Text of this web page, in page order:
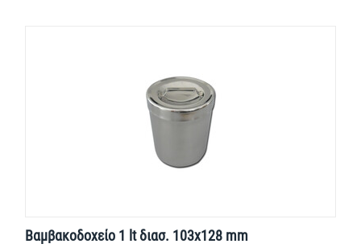
Βαμβακοδοχείο 1 lt διασ. 103x128 mm